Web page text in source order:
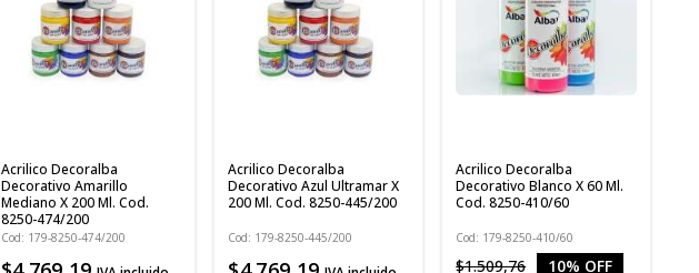
Acrilico Decoralba
Decorativo Amarillo
Mediano X 200 Ml. Cod.
8250-474/200
Cod: 179-8250-474/200
Acrilico Decoralba
Decorativo Azul Ultramar X
200 Ml. Cod. 8250-445/200
Cod: 179-8250-445/200
Acrilico Decoralba
Decorativo Blanco X 60 Ml.
Cod. 8250-410/60
Cod: 179-8250-410/60
$1.509,76 10% OFF